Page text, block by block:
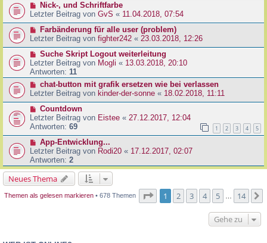
Nick-, und Schriftfarbe
Letzter Beitrag von GvS « 11.04.2018, 07:54
Farbänderung für alle user (problem)
Letzter Beitrag von fighter242 « 23.03.2018, 12:26
Suche Skript Logout weiterleitung
Letzter Beitrag von Mogli « 13.03.2018, 20:10
Antworten: 11
chat-button mit grafik ersetzen wie bei verlassen
Letzter Beitrag von kinder-der-sonne « 18.02.2018, 11:11
Countdown
Letzter Beitrag von Eistee « 27.12.2017, 12:04
Antworten: 69 1 2 3 4 5
App-Entwicklung...
Letzter Beitrag von Rodi20 « 17.12.2017, 02:07
Antworten: 2
Neues Thema
Themen als gelesen markieren • 678 Themen Seite von
1 2 3 4 5 14
Gehe zu